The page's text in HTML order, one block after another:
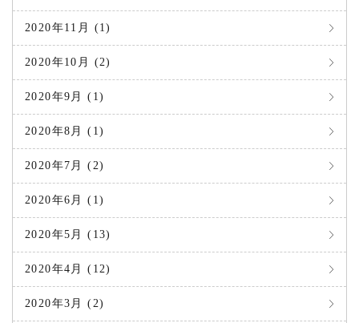
2020年11月 (1)
2020年10月 (2)
2020年9月 (1)
2020年8月 (1)
2020年7月 (2)
2020年6月 (1)
2020年5月 (13)
2020年4月 (12)
2020年3月 (2)